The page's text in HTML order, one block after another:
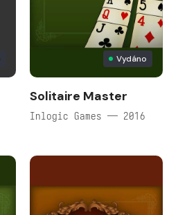
Vydáno
Solitaire Master
Inlogic Games — 2016